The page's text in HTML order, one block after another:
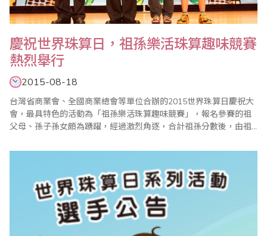
慶祝世界珠算日，祖孫樂活珠算趣味競賽
熱烈舉行
2015-08-18
台灣省商業會、全國商業總會等單位合辦的2015世界珠算日慶祝大
會，最具特色的活動為「祖孫樂活珠算趣味競賽」，報名參賽的祖
父母、孫子孫女頗為踴躍，經過激烈角逐，合計祖孫分數後，由祖
得主、22組銀牌得主。大會主席葉宗義表示，由於每年報名參賽者
婉老師主持及頒獎，劉福壽老師及全國商總理事高..